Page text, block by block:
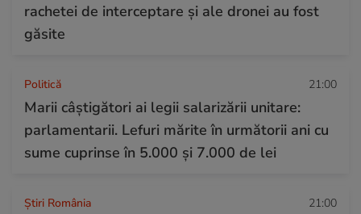
rachetei de interceptare și ale dronei au fost
găsite
Politică 21:00
Marii câștigători ai legii salarizării unitare:
parlamentarii. Lefuri mărite în următorii ani cu
sume cuprinse în 5.000 și 7.000 de lei
Știri România 21:00